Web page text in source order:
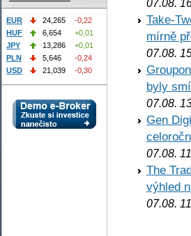
07.08.
Take-
mírně
07.08.
byly
07.08.
Gen
07.08.
The
výhled
07.08.
EUR 24,265
-0,22
HUF
6,654
+0,01
JPY
13,286
+0,01
PLN
5,646
-0,24
USD
21,039 -0,30